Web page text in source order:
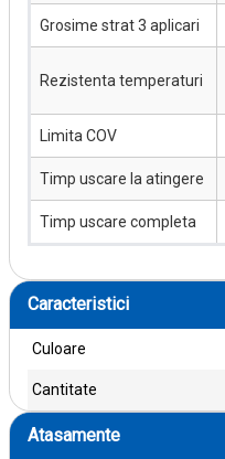
Grosime strat 3 aplicari
Rezistenta temperaturi
Limita COV
Timp uscare la atingere
Timp uscare completa
Caracteristici
Culoare
Cantitate
Atasamente